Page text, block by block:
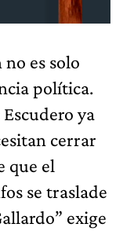
no es solo
política.
ya
cerrar
que el
se traslade
exige